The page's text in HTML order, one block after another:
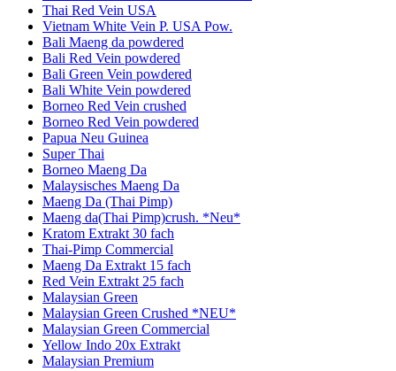
Thai Red Vein USA
Vietnam White Vein P. USA Pow.
Bali Maeng da powdered
Bali Red Vein powdered
Bali Green Vein powdered
Bali White Vein powdered
Borneo Red Vein crushed
Borneo Red Vein powdered
Papua Neu Guinea
Super Thai
Borneo Maeng Da
Malaysisches Maeng Da
Maeng Da (Thai Pimp)
Maeng da(Thai Pimp)crush. *Neu*
Kratom Extrakt 30 fach
Thai-Pimp Commercial
Maeng Da Extrakt 15 fach
Red Vein Extrakt 25 fach
Malaysian Green
Malaysian Green Crushed *NEU*
Malaysian Green Commercial
Yellow Indo 20x Extrakt
Malaysian Premium